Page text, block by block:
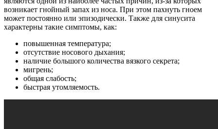
возникает гнойный запах из носа. При этом пахнуть гноем
может постоянно или эпизодически. Также для синусита
характерны такие симптомы, как:
повышенная температура;
отсутствие носового дыхания;
наличие большого количества вязкого секрета;
мигрень;
общая слабость;
быстрая утомляемость.